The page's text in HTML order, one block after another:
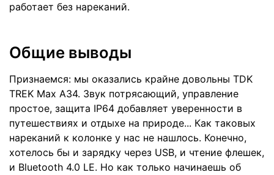
работает без нареканий.
Общие выводы
Признаемся: мы оказались крайне довольны TDK
TREK Max A34. Звук потрясающий, управление
простое, защита IP64 добавляет уверенности в
путешествиях и отдыхе на природе... Как таковых
нареканий к колонке у нас не нашлось. Конечно,
хотелось бы и зарядку через USB, и чтение флешек,
и Bluetooth 4.0 LE. Но как только начинаешь об